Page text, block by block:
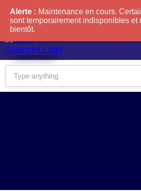
Alerte : Maintenance en cours.
sont temporairement indisponibles et
bientôt.